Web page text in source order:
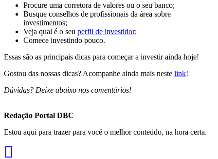
Procure uma corretora de valores ou o seu banco;
Busque conselhos de profissionais da área sobre
investimentos;
Veja qual é o seu perfil de investidor;
Comece investindo pouco.
Essas são as principais dicas para começar a investir ainda hoje!
Gostou das nossas dicas? Acompanhe ainda mais neste link!
Dúvidas? Deixe abaixo nos comentários!
Redação Portal DBC
Estou aqui para trazer para você o melhor conteúdo, na hora certa.